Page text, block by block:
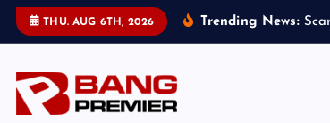
THU. AUG 6TH, 2026 Trending News: Sca